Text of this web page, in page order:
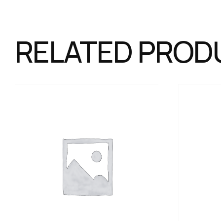
RELATED